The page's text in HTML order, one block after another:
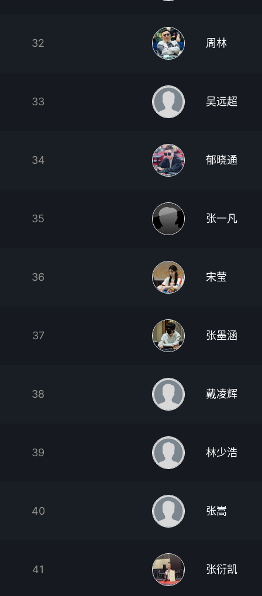
32 周林
33 吴远超
34 郁晓通
35 张一凡
36 宋莹
37 张墨涵
38 戴凌辉
39 林少浩
40 张嵩
41 张衍凯